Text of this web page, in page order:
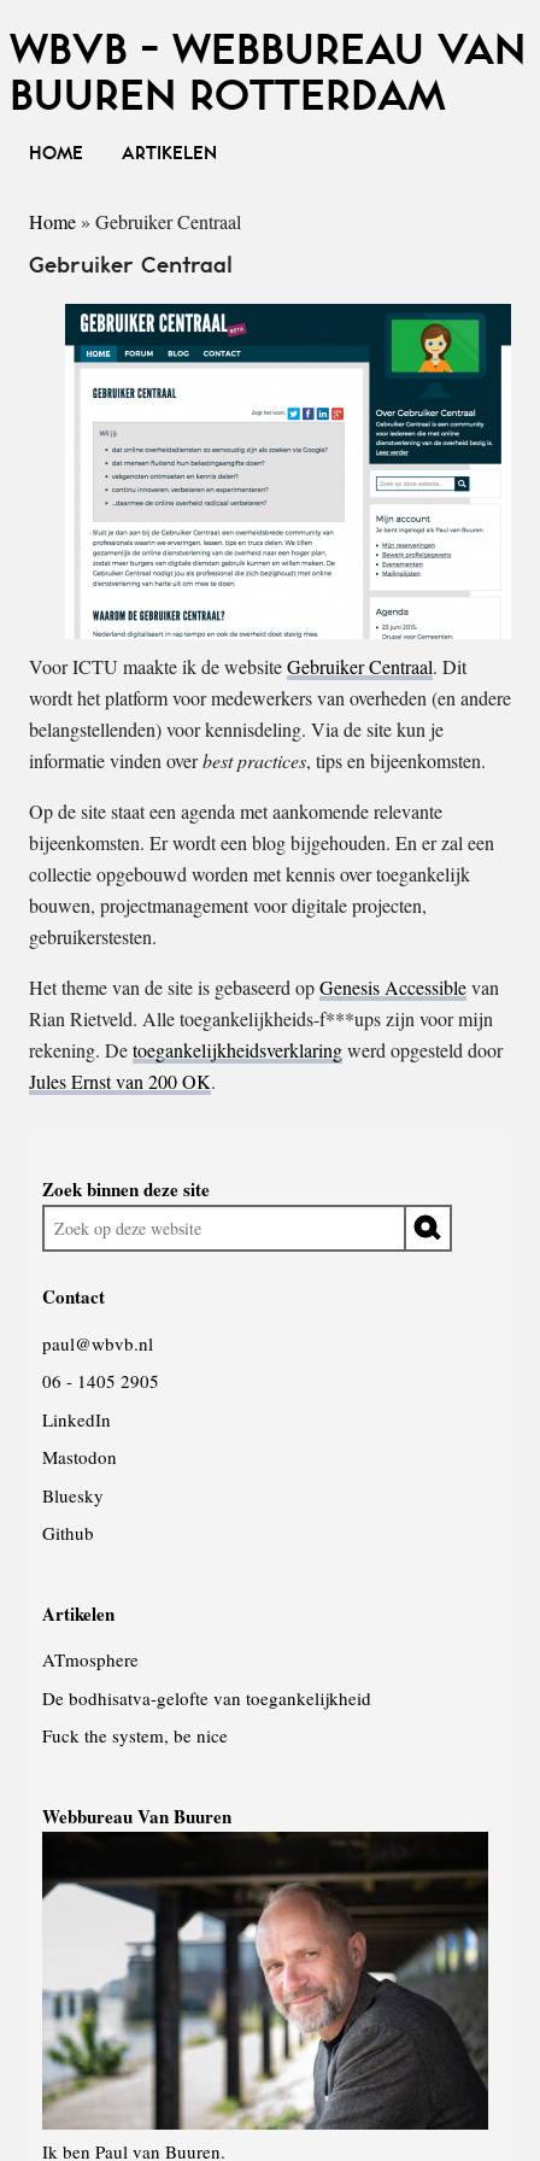
WBVB - WEBBUREAU VAN
BUUREN ROTTERDAM
HOME ARTIKELEN
Home » Gebruiker Centraal
Gebruiker Centraal
Voor ICTU maakte ik de websiteGebruiker Centraal. Dit
wordt het platform voor medewerkers van overheden (en andere
belangstellenden) voor kennisdeling. Via de site kun je
informatie vinden overbest practices, tips en bijeenkomsten.
Op de site staat een agenda met aankomende relevante
bijeenkomsten. Er wordt een blog bijgehouden. En er zal een
collectie opgebouwd worden met kennis over toegankelijk
bouwen, projectmanagement voor digitale projecten,
gebruikerstesten.
Het theme van de site is gebaseerd opGenesis Accessiblevan
Rian Rietveld. Alle toegankelijkheids-f***ups zijn voor mijn
rekening. Detoegankelijkheidsverklaringwerd opgesteld door
Jules Ernst van 200 OK.
algemeen
Zoek binnen deze site
Zoek
op
website
Contact
paul@wbvb.nl
06 - 1405 2905
LinkedIn
Mastodon
Bluesky
Github
Artikelen
ATmosphere
De bodhisatva-gelofte van toegankelijkheid
Fuck the system, be nice
Webbureau Van Buuren
Ik ben Paul van Buuren.